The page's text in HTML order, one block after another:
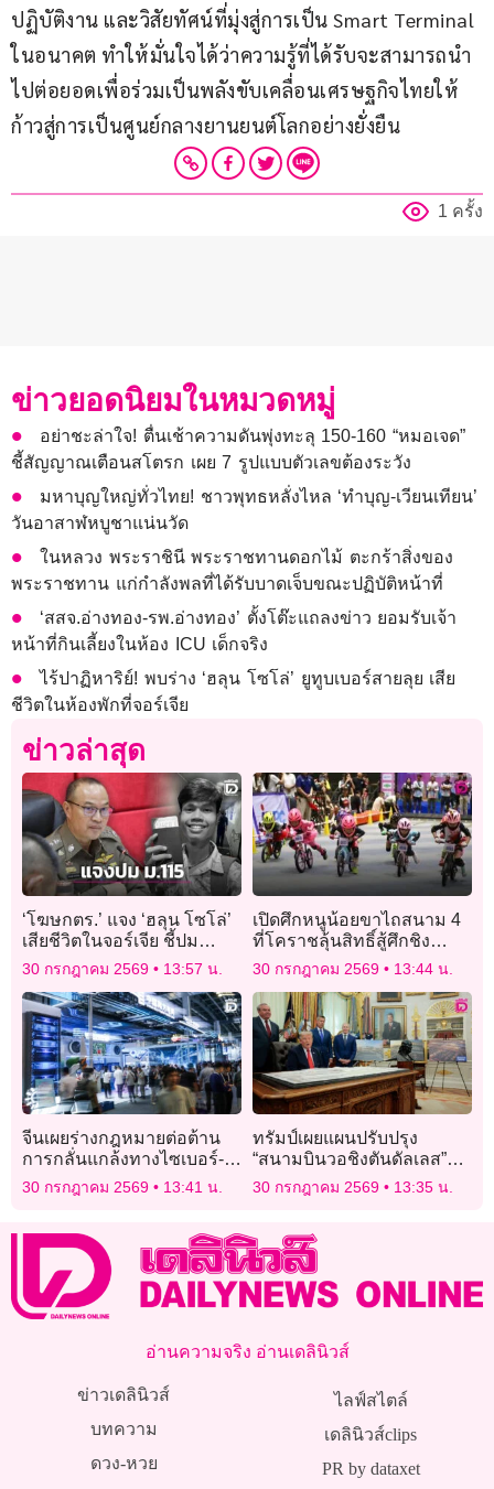
ปฏิบัติงาน และวิสัยทัศน์ที่มุ่งสู่การเป็น Smart Terminal
ในอนาคต ทำให้มั่นใจได้ว่าความรู้ที่ได้รับจะสามารถนำ
ไปต่อยอดเพื่อร่วมเป็นพลังขับเคลื่อนเศรษฐกิจไทยให้
ก้าวสู่การเป็นศูนย์กลางยานยนต์โลกอย่างยั่งยืน
1 ครั้ง
ข่าวยอดนิยมในหมวดหมู่
อย่าชะล่าใจ! ตื่นเช้าความดันพุ่งทะลุ 150-160 “หมอเจด”
ชี้สัญญาณเตือนสโตรก เผย 7 รูปแบบตัวเลขต้องระวัง
มหาบุญใหญ่ทั่วไทย! ชาวพุทธหลั่งไหล ‘ทำบุญ-เวียนเทียน’
วันอาสาฬหบูชาแน่นวัด
ในหลวง พระราชินี พระราชทานดอกไม้ ตะกร้าสิ่งของ
พระราชทาน แก่กำลังพลที่ได้รับบาดเจ็บขณะปฏิบัติหน้าที่
‘สสจ.อ่างทอง-รพ.อ่างทอง’ ตั้งโต๊ะแถลงข่าว ยอมรับเจ้า
หน้าที่กินเลี้ยงในห้อง ICU เด็กจริง
ไร้ปาฏิหาริย์! พบร่าง ‘ฮลุน โซโล่’ ยูทูบเบอร์สายลุย เสีย
ชีวิตในห้องพักที่จอร์เจีย
ข่าวล่าสุด
‘โฆษกตร.’ แจง ‘ฮลุน โซโล่’
เสียชีวิตในจอร์เจีย ชี้ปม
ม.115 ยังไม่ใช่ข้อสรุป
30 กรกฎาคม 2569 13:57 น.
เปิดศึกหนูน้อยขาไถสนาม 4
ที่โคราชลุ้นสิทธิ์สู้ศึกชิง
แชมป์เอเชียในปีหน้า
30 กรกฎาคม 2569 13:44 น.
จีนเผยร่างกฎหมายต่อต้าน
การกลั่นแกล้งทางไซเบอร์-
การล่วงละเมิดโดยใช้เอไอ
30 กรกฎาคม 2569 13:41 น.
ทรัมป์เผยแผนปรับปรุง
“สนามบินวอชิงตันดัลเลส”
มูลค่ากว่า 7 แสนล้านบาท
30 กรกฎาคม 2569 13:35 น.
อ่านความจริง อ่านเดลินิวส์
ข่าวเดลินิวส์
บทความ
ดวง-หวย
ไลฟ์สไตล์
เดลินิวส์clips
PR by dataxet